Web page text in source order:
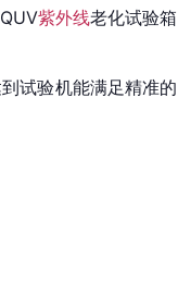
紫外线老化试验箱
试验机能满足精准的